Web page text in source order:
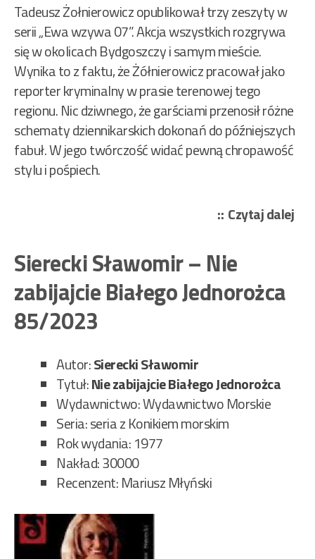
Tadeusz Żołnierowicz opublikował trzy zeszyty w
serii „Ewa wzywa 07”. Akcja wszystkich rozgrywa
się w okolicach Bydgoszczy i samym mieście.
Wynika to z faktu, że Żółnierowicz pracował jako
reporter kryminalny w prasie terenowej tego
regionu. Nic dziwnego, że garściami przenosił różne
schematy dziennikarskich dokonań do późniejszych
fabuł. W jego twórczość widać pewną chropawość
stylu i pośpiech.
Czytaj dalej
Sierecki Sławomir – Nie
zabijajcie Białego Jednorożca
85/2023
Autor:Sierecki Sławomir
Tytuł:Nie zabijajcie Białego Jednorożca
Wydawnictwo: Wydawnictwo Morskie
Seria: seria z Konikiem morskim
Rok wydania: 1977
Nakład: 30000
Recenzent: Mariusz Młyński